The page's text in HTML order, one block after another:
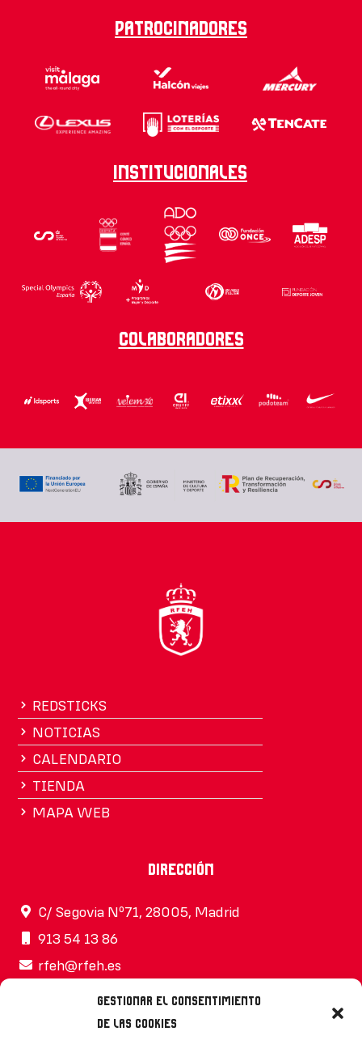
Gestionar el consentimiento
de las cookies
Patrocinadores
Institucionales
Colaboradores
REDSTICKS
NOTICIAS
CALENDARIO
TIENDA
MAPA WEB
Dirección
C/ Segovia Nº71, 28005, Madrid
913 54 13 86
rfeh@rfeh.es